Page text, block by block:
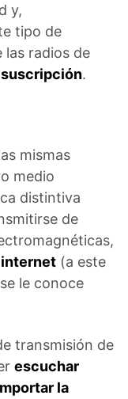
y,
tipo de
las radios de
suscripción.
mismas
medio
distintiva
de
(a este
le conoce
transmisión de
escuchar
la